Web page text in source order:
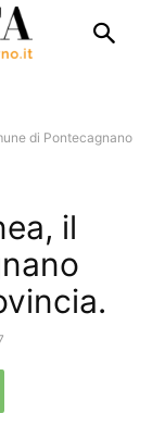
di Pontecagnano
il